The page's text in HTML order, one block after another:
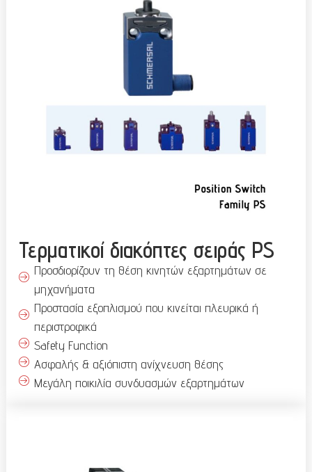
Τερματικοί διακόπτες σειράς PS
Προσδιορίζουν τη θέση κινητών εξαρτημάτων σε
μηχανήματα
Προστασία εξοπλισμού που κινείται πλευρικά ή
περιστροφικά
Safety Function
Ασφαλής & αξιόπιστη ανίχνευση θέσης
Μεγάλη ποικιλία συνδυασμών εξαρτημάτων